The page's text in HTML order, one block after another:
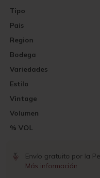
Pais
Vintage
Region
Volumen
Bodega
% VOL
Variedades
Estilo
Tipo
BRUT
NATURE
2022
CANTIDAD
Envío gratuito por la
Más información